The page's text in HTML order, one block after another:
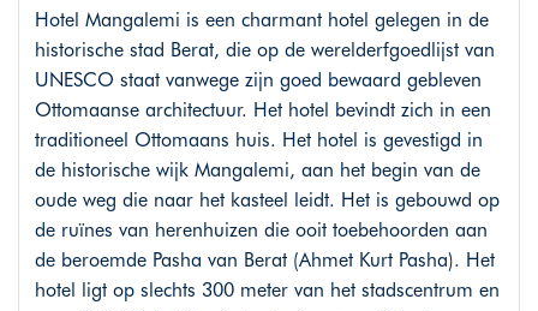
Hotel Mangalemi is een charmant hotel gelegen in de
historische stad Berat, die op de werelderfgoedlijst van
UNESCO staat vanwege zijn goed bewaard gebleven
Ottomaanse architectuur. Het hotel bevindt zich in een
traditioneel Ottomaans huis. Het hotel is gevestigd in
de historische wijk Mangalemi, aan het begin van de
oude weg die naar het kasteel leidt. Het is gebouwd op
de ruïnes van herenhuizen die ooit toebehoorden aan
de beroemde Pasha van Berat (Ahmet Kurt Pasha). Het
hotel ligt op slechts 300 meter van het stadscentrum en